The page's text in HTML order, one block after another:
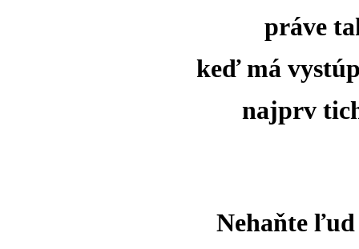
práve
keď má
najprv
Nehaňte